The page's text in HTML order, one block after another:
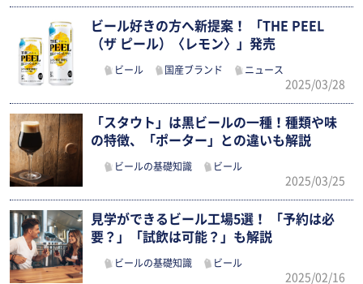
ビール好きの方へ新提案！ 「THE PEEL
（ザ ピール）〈レモン〉」発売
ビール 国産ブランド ニュース
2025/03/28
「スタウト」は黒ビールの一種！種類や味
の特徴、「ポーター」との違いも解説
ビールの基礎知識 ビール
2025/03/25
見学ができるビール工場5選！ 「予約は必
要？」「試飲は可能？」も解説
ビールの基礎知識 ビール
2025/02/16